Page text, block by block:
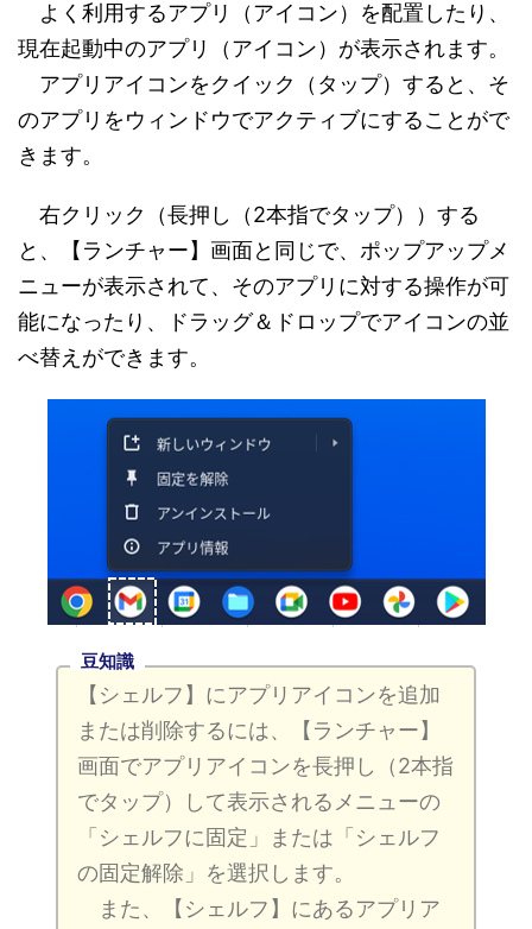
よく利用するアプリ（アイコン）を配置したり、
現在起動中のアプリ（アイコン）が表示されます。
アプリアイコンをクイック（タップ）すると、そ
のアプリをウィンドウでアクティブにすることがで
きます。
右クリック（長押し（2本指でタップ））する
と、【ランチャー】画面と同じで、ポップアップメ
ニューが表示されて、そのアプリに対する操作が可
能になったり、ドラッグ＆ドロップでアイコンの並
べ替えができます。
豆知識
【シェルフ】にアプリアイコンを追加
または削除するには、【ランチャー】
画面でアプリアイコンを長押し（2本指
でタップ）して表示されるメニューの
「シェルフに固定」または「シェルフ
の固定解除」を選択します。
また、【シェルフ】にあるアプリア